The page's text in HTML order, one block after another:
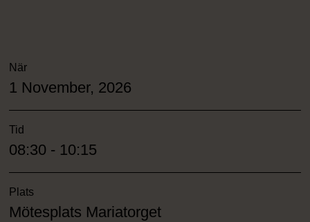
När
1 November, 2026
Tid
08:30 - 10:15
Plats
Mötesplats Mariatorget